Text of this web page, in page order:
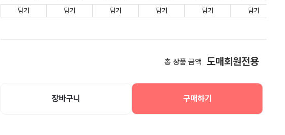
담기 담기 담기 담기 담기 담기
총 상품 금액 도매회원전용
장바구니 구매하기